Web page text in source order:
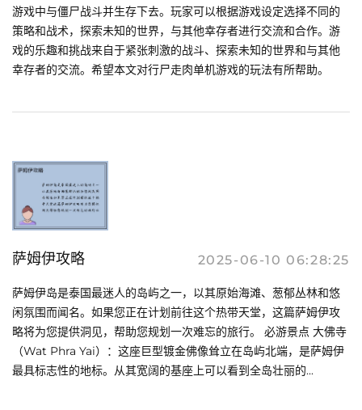
游戏中与僵尸战斗并生存下去。玩家可以根据游戏设定选择不同的
策略和战术，探索未知的世界，与其他幸存者进行交流和合作。游
戏的乐趣和挑战来自于紧张刺激的战斗、探索未知的世界和与其他
幸存者的交流。希望本文对行尸走肉单机游戏的玩法有所帮助。
萨姆伊攻略 2025-06-10 06:28:25
萨姆伊岛是泰国最迷人的岛屿之一，以其原始海滩、葱郁丛林和悠
闲氛围而闻名。如果您正在计划前往这个热带天堂，这篇萨姆伊攻
略将为您提供洞见，帮助您规划一次难忘的旅行。 必游景点 大佛寺
（Wat Phra Yai）：这座巨型镀金佛像耸立在岛屿北端，是萨姆伊
最具标志性的地标。从其宽阔的基座上可以看到全岛壮丽的...